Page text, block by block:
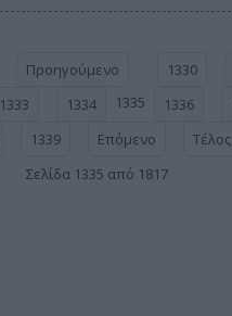
Προηγούμενο 1330
1333 1334 1335 1336
1339 Επόμενο
Τέλος
Σελίδα 1335 από 1817